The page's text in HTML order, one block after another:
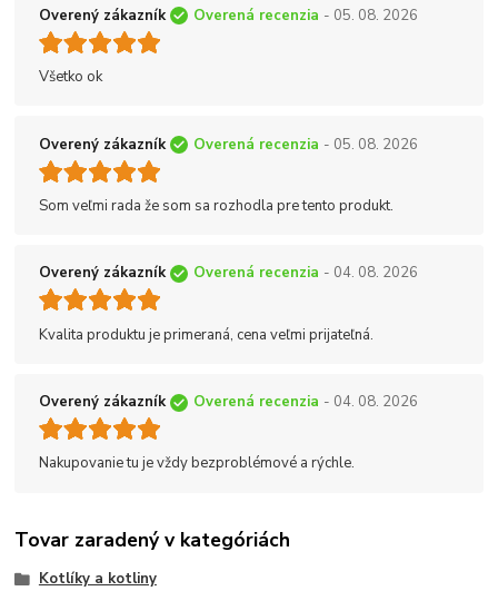
Overený zákazník Overená recenzia - 05. 08. 2026
Všetko ok
Overený zákazník Overená recenzia - 05. 08. 2026
Som veľmi rada že som sa rozhodla pre tento produkt.
Overený zákazník Overená recenzia - 04. 08. 2026
Kvalita produktu je primeraná, cena veľmi prijateľná.
Overený zákazník Overená recenzia - 04. 08. 2026
Nakupovanie tu je vždy bezproblémové a rýchle.
Tovar zaradený v kategóriách
Kotlíky a kotliny